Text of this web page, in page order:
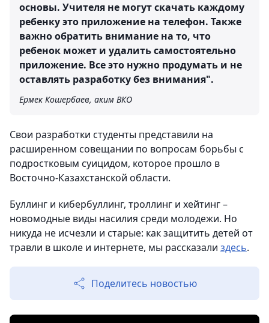
основы. Учителя не могут скачать каждому
ребенку это приложение на телефон. Также
важно обратить внимание на то, что
ребенок может и удалить самостоятельно
приложение. Все это нужно продумать и не
оставлять разработку без внимания".
Ермек Кошербаев, аким ВКО
Свои разработки студенты представили на
расширенном совещании по вопросам борьбы с
подростковым суицидом, которое прошло в
Восточно-Казахстанской области.
Буллинг и кибербуллинг, троллинг и хейтинг –
новомодные виды насилия среди молодежи. Но
никуда не исчезли и старые: как защитить детей от
травли в школе и интернете, мы рассказали здесь.
Поделитесь новостью